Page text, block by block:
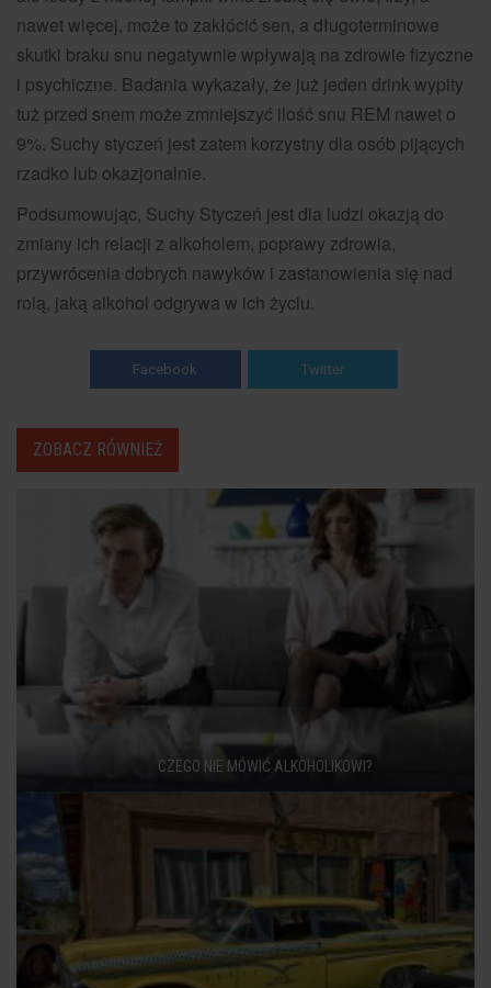
nawet więcej, może to zakłócić sen, a długoterminowe
skutki braku snu negatywnie wpływają na zdrowie fizyczne
i psychiczne. Badania wykazały, że już jeden drink wypity
tuż przed snem może zmniejszyć ilość snu REM nawet o
9%. Suchy styczeń jest zatem korzystny dla osób pijących
rzadko lub okazjonalnie.
Podsumowując, Suchy Styczeń jest dla ludzi okazją do
zmiany ich relacji z alkoholem, poprawy zdrowia,
przywrócenia dobrych nawyków i zastanowienia się nad
rolą, jaką alkohol odgrywa w ich życiu.
Facebook Twitter
ZOBACZ RÓWNIEŻ
CZEGO NIE MÓWIĆ ALKOHOLIKOWI?